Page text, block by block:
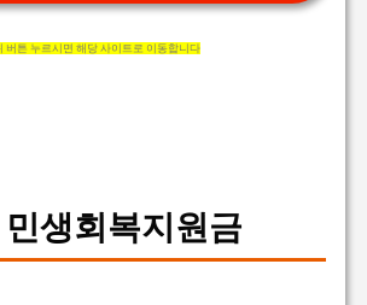
버튼 누르시면 해당 사이트로 이동합니다
생회복지원금